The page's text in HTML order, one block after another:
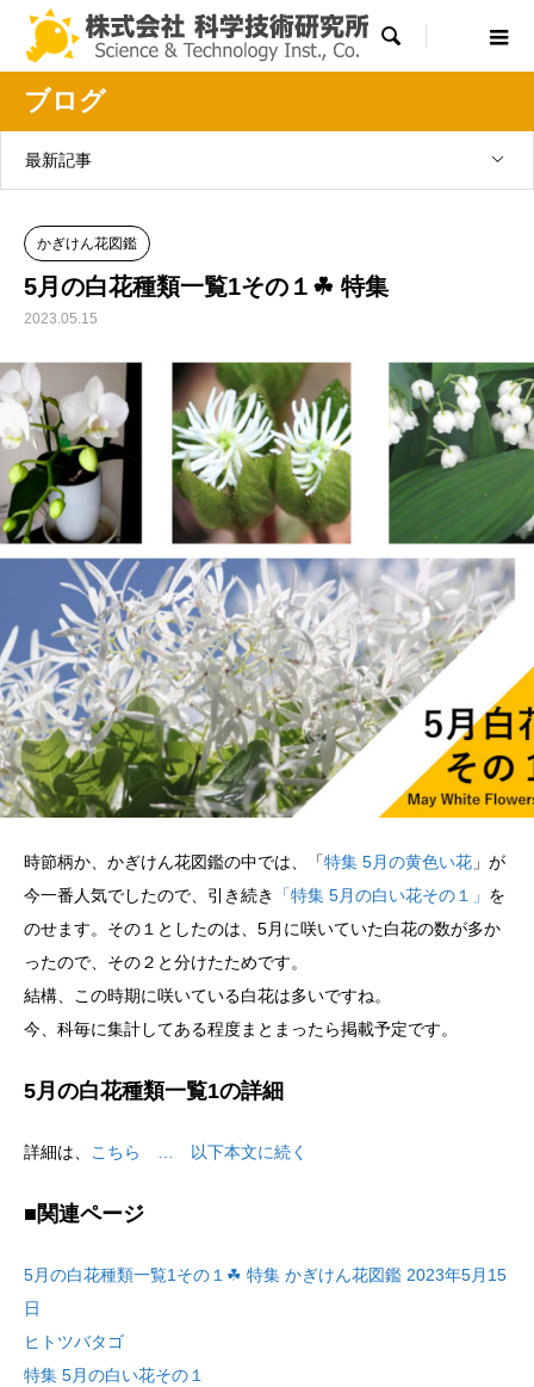

ブログ
最新記事
かぎけん花図鑑
5月の白花種類一覧1その１☘ 特集
2023.05.15
時節柄か、かぎけん花図鑑の中では、「特集 5月の黄色い花 」が
今一番人気でしたので、引き続き
「特集 5月の白い花その１」 を
のせます。その１としたのは、5月に咲いていた白花の数が多か
ったので、その２と分けたためです。
結構、この時期に咲いている白花は多いですね。
今、科毎に集計してある程度まとまったら掲載予定です。
5月の白花種類一覧1の詳細
詳細は、 こちら … 以下本文に続く
■関連ページ
5月の白花種類一覧1その１☘ 特集 かぎけん花図鑑 2023年5月15
日
ヒトツバタゴ
特集 5月の白い花その１